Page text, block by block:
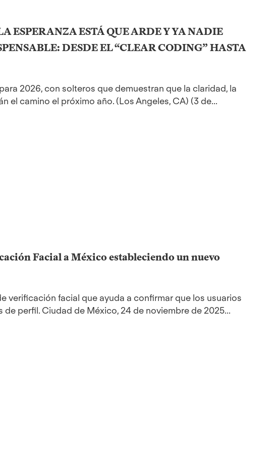
ESPERANZA ESTÁ QUE ARDE Y YA NADIE
DESDE EL “CLEAR CODING” HASTA
2026, con solteros que demuestran que la claridad, la
el camino el próximo año. (Los Angeles, CA) (3 de...
Facial a México estableciendo un nuevo
verificación facial que ayuda a confirmar que los usuarios
perfil. Ciudad de México, 24 de noviembre de 2025...